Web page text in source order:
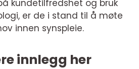
kundetilfredshet og bruk
er de i stand til å møte
innen synspleie.
innlegg her